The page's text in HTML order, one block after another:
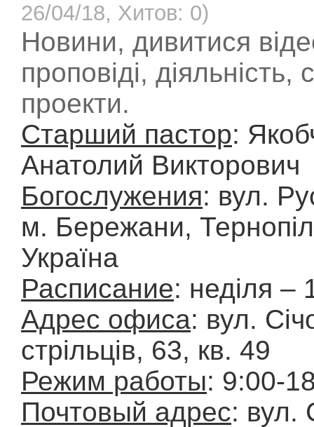
26/04/18, Хитов: 0)
Новини, дивитися
проповіді, діяльність,
проекти.
Старший пастор:
Анатолий Викторович
Богослужения: вул.
м. Бережани,
Україна
Расписание: неділя –
Адрес офиса: вул.
стрільців, 63, кв. 49
Режим работы: 9:00-
Почтовый адрес: вул.